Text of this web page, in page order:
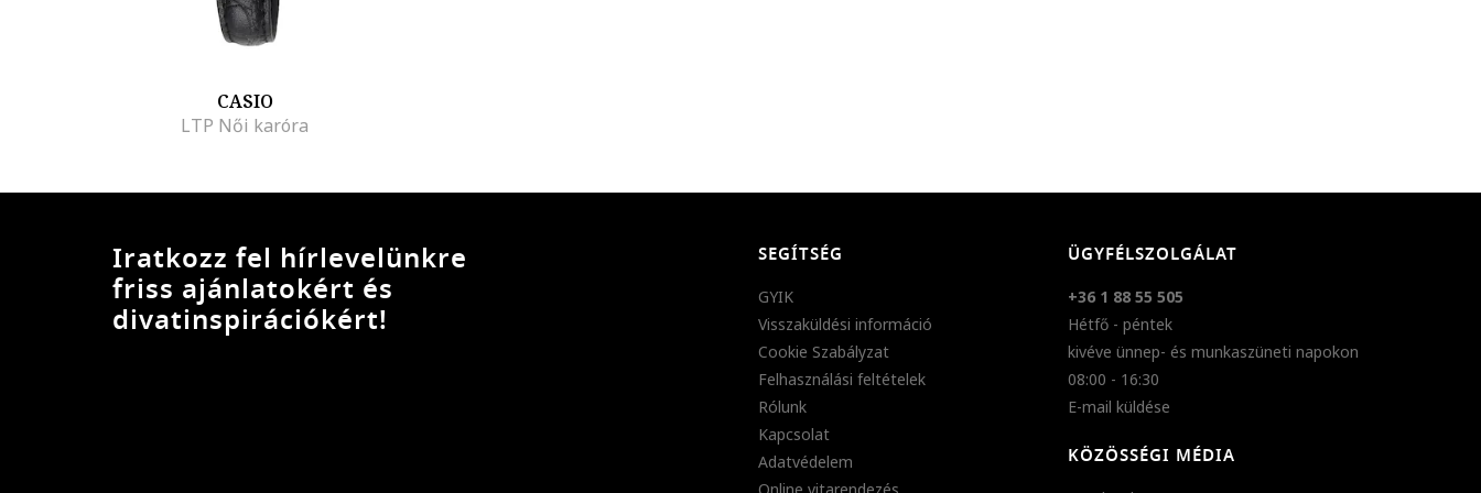
CASIO
LTP Női karóra
Iratkozz fel hírlevelünkre
friss ajánlatokért és
divatinspirációkért!
SEGÍTSÉG
GYIK
Visszaküldési információ
Cookie Szabályzat
Felhasználási feltételek
Rólunk
Kapcsolat
Adatvédelem
ÜGYFÉLSZOLGÁLAT
+36 1 88 55 505
Hétfő - péntek
kivéve ünnep- és munkaszüneti napokon
08:00 - 16:30
E-mail küldése
KÖZÖSSÉGI MÉDIA